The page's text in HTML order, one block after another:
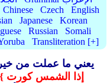
Chinese Czech
English
Japanese
Korean
Russian
Somali
Transliteration [+]
يعني ما عملت من
إذا الشمس كورت }